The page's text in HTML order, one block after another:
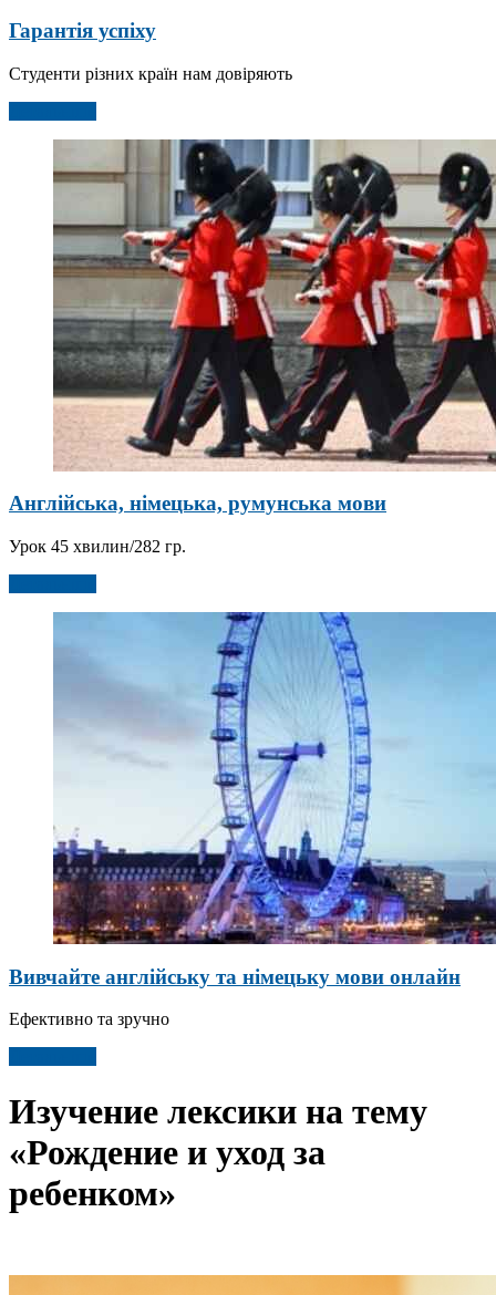
Гарантія успіху
Студенти різних країн нам довіряють
Англійська, німецька, румунська мови
Урок 45 хвилин/282 гр.
Вивчайте англійську та німецьку мови онлайн
Ефективно та зручно
Изучение лексики на тему
«Рождение и уход за
ребенком»